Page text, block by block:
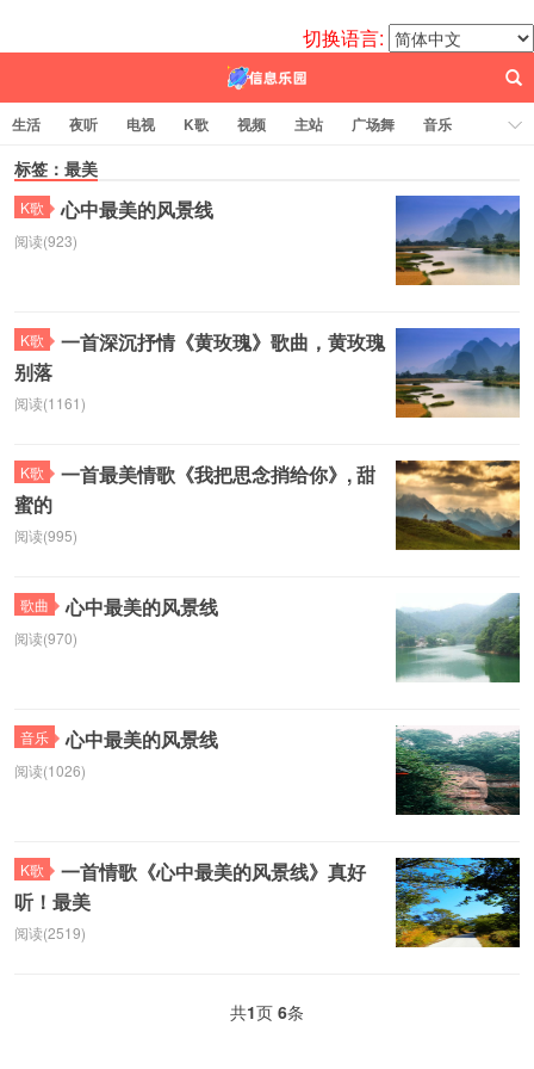
切换语言:
生活 夜听 电视 K歌 视频 主站 广场舞
音乐
歌曲
电台
标签：最美
K歌 心中最美的风景线
阅读(923)
K歌
一首深沉抒情《黄玫瑰》歌曲，黄玫瑰
别落
阅读(1161)
K歌
一首最美情歌《我把思念捎给你》, 甜
蜜的
阅读(995)
歌曲 心中最美的风景线
阅读(970)
音乐 心中最美的风景线
阅读(1026)
K歌
一首情歌《心中最美的风景线》真好
听！最美
阅读(2519)
共1页 6条